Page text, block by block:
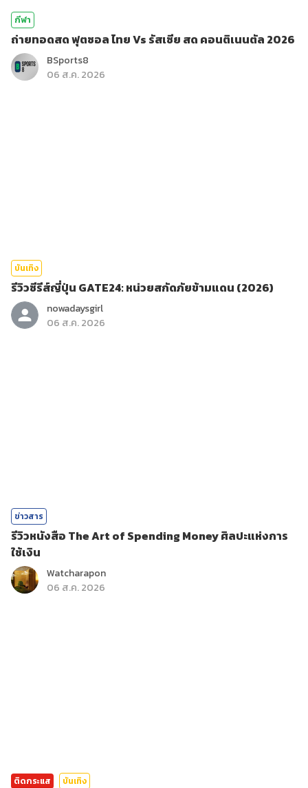
กีฬา
ถ่ายทอดสด ฟุตซอล ไทย Vs รัสเซีย สด คอนติเนนตัล 2026
BSports8
06 ส.ค. 2026
บันเทิง
รีวิวซีรีส์ญี่ปุ่น GATE24: หน่วยสกัดภัยข้ามแดน (2026)
nowadaysgirl
06 ส.ค. 2026
ข่าวสาร
รีวิวหนังสือ The Art of Spending Money ศิลปะแห่งการ
ใช้เงิน
Watcharapon
06 ส.ค. 2026
ติดกระแส บันเทิง